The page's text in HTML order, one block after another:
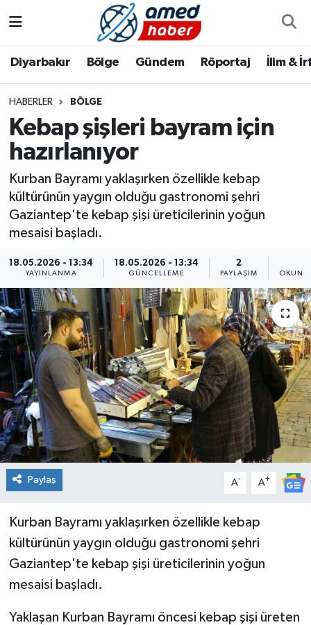
Diyarbakır Bölge Gündem Röportaj İlim &
HABERLER BÖLGE
Kebap şişleri bayram için
hazırlanıyor
Kurban Bayramı yaklaşırken özellikle kebap
kültürünün yaygın olduğu gastronomi şehri
Gaziantep'te kebap şişi üreticilerinin yoğun
mesaisi başladı.
18.05.2026 - 13:34
YAYINLANMA
18.05.2026 - 13:34
GÜNCELLEME
2
PAYLAŞIM
Paylaş A- A+
Kurban Bayramı yaklaşırken özellikle kebap
kültürünün yaygın olduğu gastronomi şehri
Gaziantep'te kebap şişi üreticilerinin yoğun
mesaisi başladı.
Yaklaşan Kurban Bayramı öncesi kebap şişi üreten
Bölge
Röportaj
Foto Galeri
Yazarlar
Aile
Asayiş
Bilim & Teknoloji
Bölge
Dünya
Eğitim
Ekonomi
Genel
Güncel
Gündem
İlim & İrfan
Kültür & Sanat
Sağlık
Sağlık & Yaşam
Siyaset
Diyarbakır Hava Durumu
Diyarbakır Namaz Vakitleri
Diyarbakır Trafik Yoğunluk Haritası
Süper Lig Puan Durumu ve Fikstür
Tüm Manşetler
Son Dakika Haberleri
Haber Arşivi